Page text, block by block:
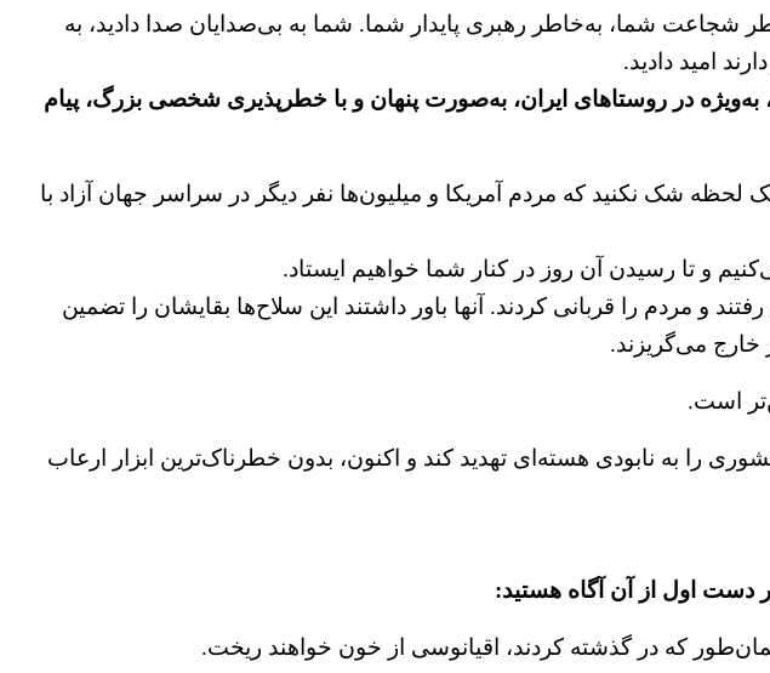
شما، به‌خاطر رهبری پایدار شما. شما به بی‌صدایان صدا دادید، به
امید دادید.
در روستاهای ایران، به‌صورت پنهان و با خطرپذیری شخصی بزرگ، پیام
شک نکنید که مردم آمریکا و میلیون‌ها نفر دیگر در سراسر جهان آزاد با
و تا رسیدن آن روز در کنار شما خواهیم ایستاد.
و مردم را قربانی کردند. آنها باور داشتند این سلاح‌ها بقایشان را تضمین
خارج می‌گریزند.
است.
را به نابودی هسته‌ای تهدید کند و اکنون، بدون خطرناک‌ترین ابزار ارعاب
دست اول از آن آگاه هستید:
که در گذشته کردند، اقیانوسی از خون خواهند ریخت.